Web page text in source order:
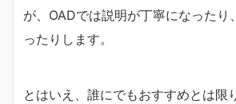
が、OADでは説明が丁寧になったり
ったりします。
とはいえ、誰にでもおすすめとは限